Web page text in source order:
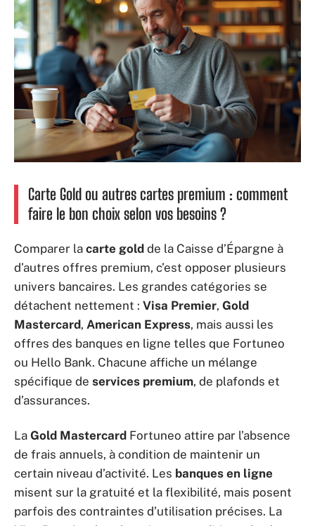
Carte Gold ou autres cartes premium : comment
faire le bon choix selon vos besoins ?
Comparer la carte gold de la Caisse d’Épargne à
d’autres offres premium, c’est opposer plusieurs
univers bancaires. Les grandes catégories se
détachent nettement : Visa Premier, Gold
Mastercard, American Express, mais aussi les
offres des banques en ligne telles que Fortuneo
ou Hello Bank. Chacune affiche un mélange
spécifique de services premium, de plafonds et
d’assurances.
La Gold Mastercard Fortuneo attire par l’absence
de frais annuels, à condition de maintenir un
certain niveau d’activité. Les banques en ligne
misent sur la gratuité et la flexibilité, mais posent
parfois des contraintes d’utilisation précises. La